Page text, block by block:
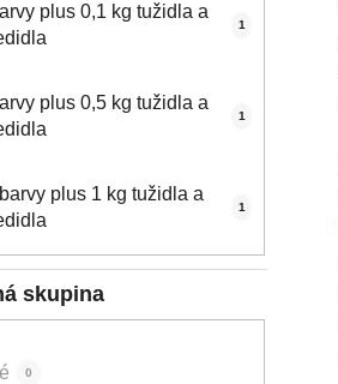
plus 0,1 kg tužidla a
1
plus 0,5 kg tužidla a
1
plus 1 kg tužidla a
1
skupina
0